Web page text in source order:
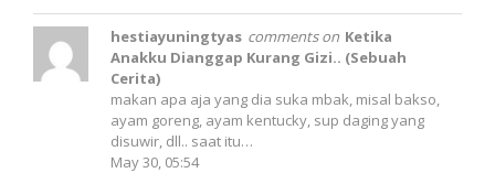
hestiayuningtyas comments on Ketika
Anakku Dianggap Kurang Gizi.. (Sebuah
Cerita)
makan apa aja yang dia suka mbak, misal bakso,
ayam goreng, ayam kentucky, sup daging yang
disuwir, dll.. saat itu…
May 30, 05:54